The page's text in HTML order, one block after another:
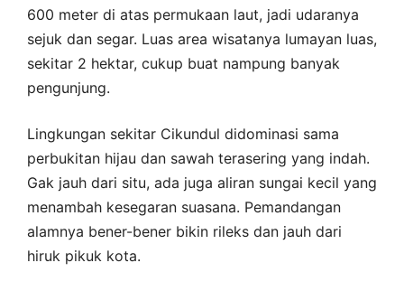
600 meter di atas permukaan laut, jadi udaranya
sejuk dan segar. Luas area wisatanya lumayan luas,
sekitar 2 hektar, cukup buat nampung banyak
pengunjung.
Lingkungan sekitar Cikundul didominasi sama
perbukitan hijau dan sawah terasering yang indah.
Gak jauh dari situ, ada juga aliran sungai kecil yang
menambah kesegaran suasana. Pemandangan
alamnya bener-bener bikin rileks dan jauh dari
hiruk pikuk kota.